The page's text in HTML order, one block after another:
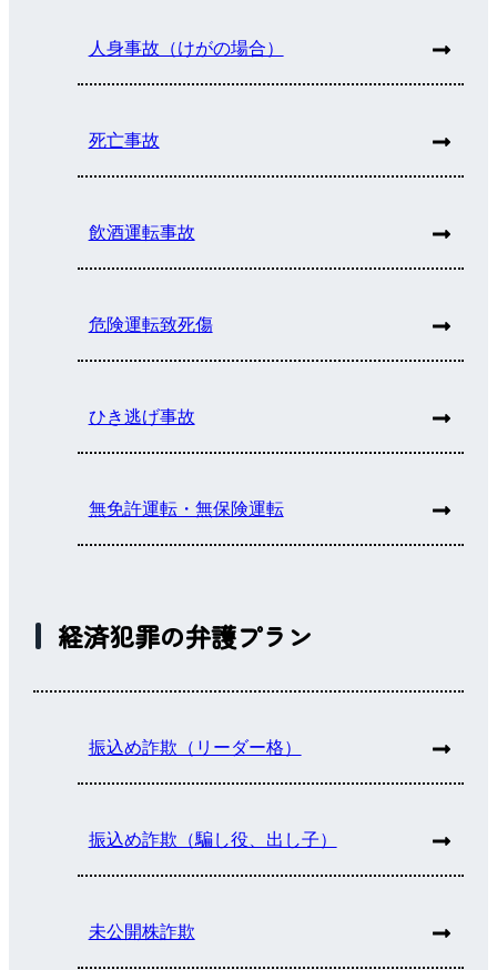
人身事故（けがの場合）
死亡事故
飲酒運転事故
危険運転致死傷
ひき逃げ事故
無免許運転・無保険運転
経済犯罪の弁護プラン
振込め詐欺（リーダー格）
振込め詐欺（騙し役、出し子）
未公開株詐欺